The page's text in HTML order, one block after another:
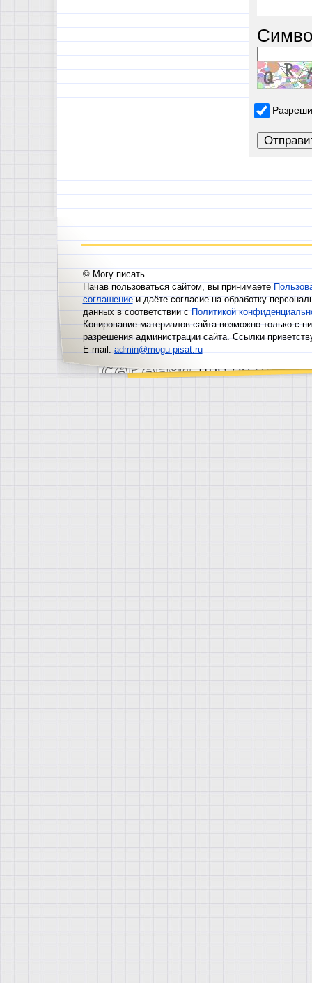
© Могу писать
Начав пользоваться сайтом, вы принимаете
соглашениеи даёте согласие на обработку
данных в соответствии сПолитикой
Копирование материалов сайта возможно только с
разрешения администрации сайта. Ссылки
E-mail:admin@mogu-pisat.ru